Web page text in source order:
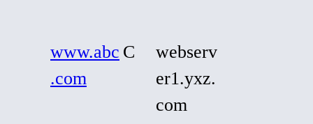
www.abc
.com
C
webserv
er1.yxz.
com